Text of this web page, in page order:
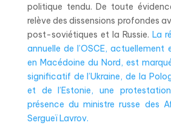
politique tendu. De toute
relève des dissensions profondes
post-soviétiques et la Russie.La
annuelle de l’OSCE, actuellement
en Macédoine du Nord, est
significatif de l’Ukraine, de la
et de l’Estonie, une
présence du ministre russe des
Sergueï Lavrov.